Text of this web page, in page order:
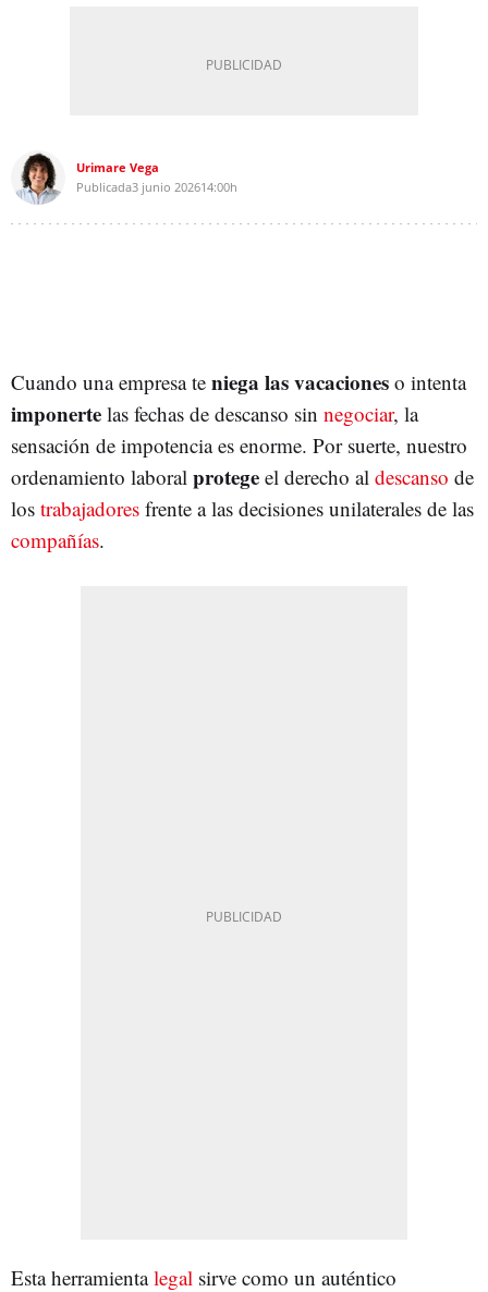
Urimare Vega
Publicada3 junio 202614:00h
Cuando una empresa te niega las vacaciones o intenta
imponerte las fechas de descanso sin negociar, la
sensación de impotencia es enorme. Por suerte, nuestro
ordenamiento laboral protege el derecho al descanso de
los trabajadores frente a las decisiones unilaterales de las
compañías.
Esta herramientalegal sirve como un auténtico